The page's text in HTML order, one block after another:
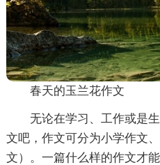
春天的玉兰花作文
无论在学习、工作或是
文吧，作文可分为小学作文
文）。一篇什么样的作文才